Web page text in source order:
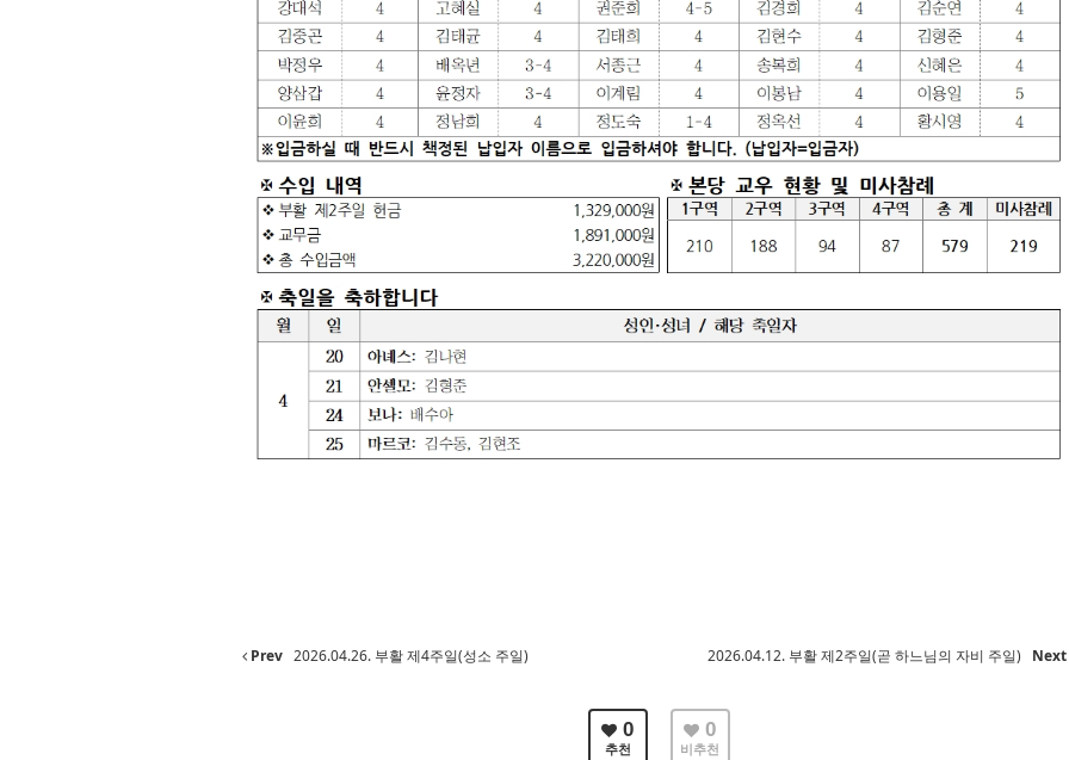
Prev 2026.04.26. 부활 제4주일(성소 주일) 2026.04.12. 부활 제2주일(곧 하느님의 자비 주일) Next
0
추천
0
비추천